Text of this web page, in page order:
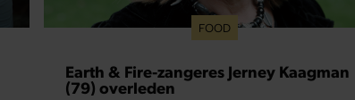
FOOD
Earth & Fire-zangeres Jerney Kaagman
(79) overleden